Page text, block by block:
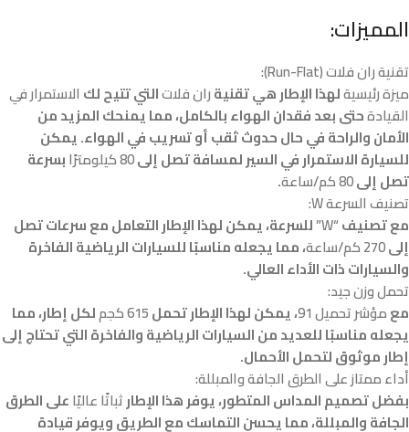
المميزات:
تقنية ران فلات (Run-Flat):
ميزة رئيسيةلهذا الإطار هي تقنيةران فلاتالتي تتيح لك الاستمرار في
القيادةحتى بعد فقدان الهواء بالكامل، مما يمنحك المزيد من
الأمان والراحة في حال حدوث ثقب أو تسريب في الهواء. يمكن
للسيارة الاستمرار في السير لمسافة تصل إلى80 كيلومترًا
بسرعة
تصل إلى80 كم/ساعة
.
تصنيف السرعة W:
مع تصنيف“W”
للسرعة، يمكن لهذا الإطار التعامل مع سرعات تصل
إلى270 كم/ساعة
، مما يجعله مناسبًا للسيارات الرياضية الفاخرة
والسيارات ذات الأداء العالي.
تحمل وزن جيد:
معمؤشر تحميل 91 ، يمكن لهذا الإطار تحمل615 كجم
لكل إطار، مما
يجعله مناسبًا للعديد من السيارات الرياضية والفاخرة التي تحتاج إلى
إطار موثوق لتحمل الأحمال.
أداء ممتاز على الطرق الجافة والمبللة:
بفضل تصميم المداس المتطور، يوفر هذا الإطارثباتًا عاليًاعلى الطرق
الجافة والمبللة، مما يحسن التماسك مع الطريق ويوفر قيادة